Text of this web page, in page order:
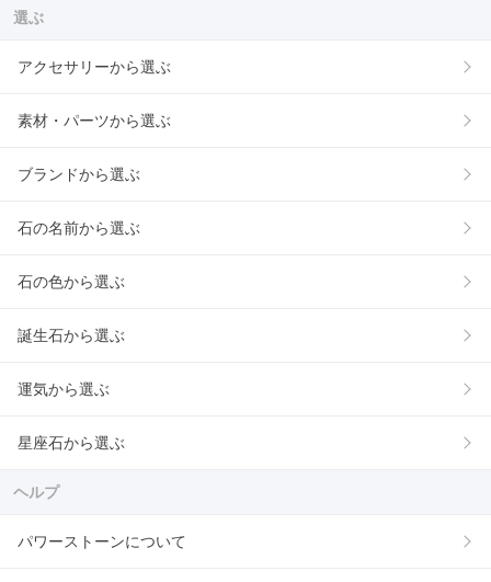
選ぶ
アクセサリーから選ぶ
素材・パーツから選ぶ
ブランドから選ぶ
石の名前から選ぶ
石の色から選ぶ
誕生石から選ぶ
運気から選ぶ
星座石から選ぶ
ヘルプ
パワーストーンについて